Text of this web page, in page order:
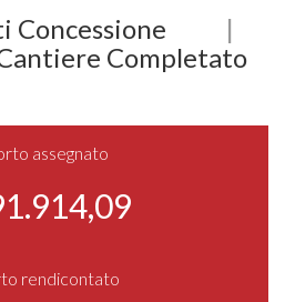
Concessione
|
Completato
assegnato
rendicontato